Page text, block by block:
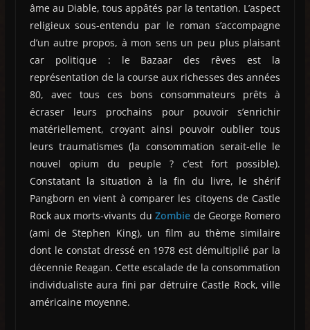
âme au Diable, tous appâtés par la tentation. L’aspect
religieux sous-entendu par le roman s’accompagne
d’un autre propos, à mon sens un peu plus plaisant
car politique : le Bazaar des rêves est la
représentation de la course aux richesses des années
80, avec tous ces bons consommateurs prêts à
écraser leurs prochains pour pouvoir s’enrichir
matériellement, croyant ainsi pouvoir oublier tous
leurs traumatismes (la consommation serait-elle le
nouvel opium du peuple ? c’est fort possible).
Constatant la situation à la fin du livre, le shérif
Pangborn en vient à comparer les citoyens de Castle
Rock aux morts-vivants duZombie de George Romero
(ami de Stephen King), un film au thème similaire
dont le constat dressé en 1978 est démultiplié par la
décennie Reagan. Cette escalade de la consommation
individualiste aura fini par détruire Castle Rock, ville
américaine moyenne.